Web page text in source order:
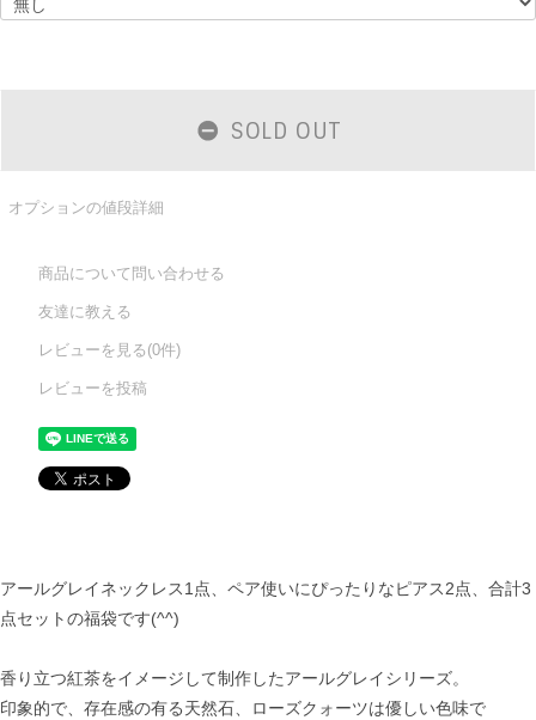
SOLD OUT
オプションの値段詳細
商品について問い合わせる
友達に教える
レビューを見る(0件)
レビューを投稿
アールグレイネックレス1点、ペア使いにぴったりなピアス2点、合計3
点セットの福袋です(^^)
香り立つ紅茶をイメージして制作したアールグレイシリーズ。
印象的で、存在感の有る天然石、ローズクォーツは優しい色味で